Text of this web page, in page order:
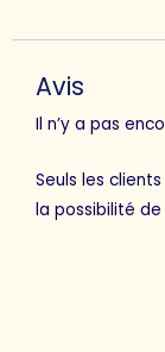
Avis
Il n’y a pas
Seuls les
la possibilité de